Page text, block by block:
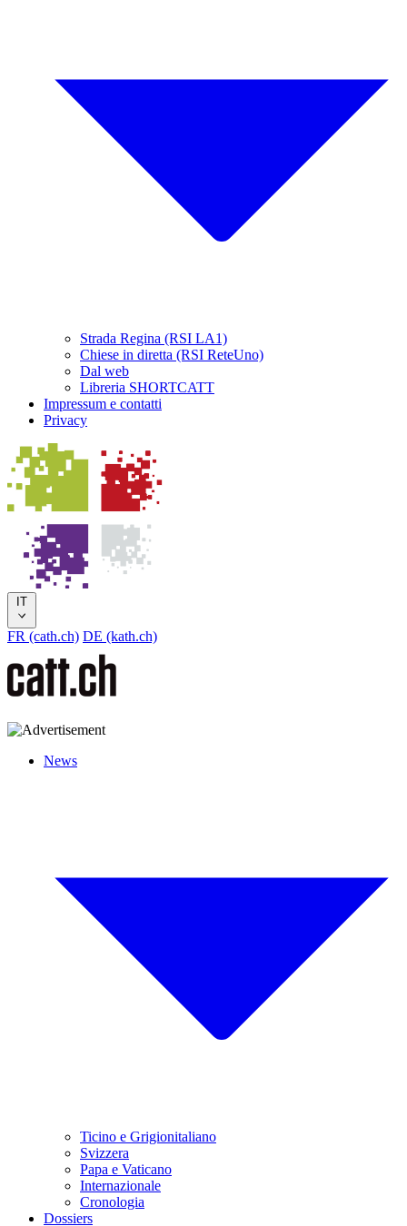
Strada Regina (RSI LA1)
Chiese in diretta (RSI ReteUno)
Dal web
Libreria SHORTCATT
Impressum e contatti
Privacy
IT
FR (cath.ch) DE (kath.ch)
News
Ticino e Grigionitaliano
Svizzera
Papa e Vaticano
Internazionale
Cronologia
Dossiers